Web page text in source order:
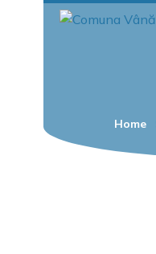
Home